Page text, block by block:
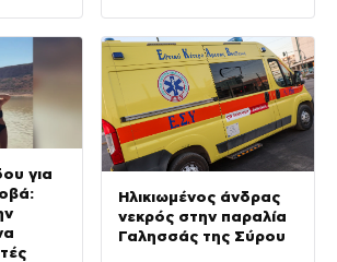
για
Ηλικιωμένος άνδρας
νεκρός στην παραλία
Γαλησσάς της Σύρου